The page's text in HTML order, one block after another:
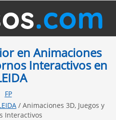
en Animaciones
Interactivos en
FP
/ Animaciones 3D, Juegos y
Interactivos